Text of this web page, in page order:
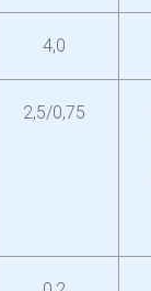
4,0
2,5/0,75